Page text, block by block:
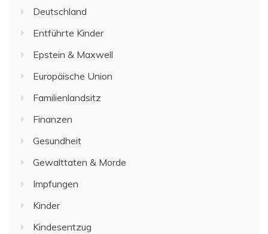
Deutschland
Entführte Kinder
Epstein & Maxwell
Europäische Union
Familienlandsitz
Finanzen
Gesundheit
Gewalttaten & Morde
Impfungen
Kinder
Kindesentzug